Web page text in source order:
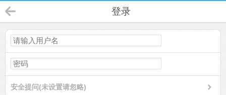
登录
安全提问(未设置请忽略)